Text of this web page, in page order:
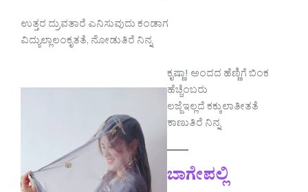
ಉತ್ತರ ದ್ರುವತಾರೆ ಎನಿಸುವುದು ಕಂಡಾಗ
ವಿದ್ಯುಲ್ಲಾಲಂಕೃತತೆ, ನೋಡುತಿರೆ ನಿನ್ನ
ಕೃಷ್ಣಾ! ಅಂದದ ಹೆಣ್ಣಿಗೆ ಬಿಂಕ
ಹೆಚ್ಚೆಂಬರು
ಲಜ್ಜೆಇಲ್ಲದೆ ಕಕ್ಕುಲಾತೀತತೆ
ಕಾಣುತಿರೆ ನಿನ್ನ
ಬಾಗೇಪಲ್ಲಿ